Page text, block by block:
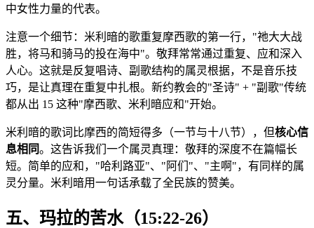
中女性力量的代表。
注意一个细节：米利暗的歌重复摩西歌的第一行，"祂大大战
胜，将马和骑马的投在海中"。敬拜常常通过重复、应和深入
人心。这就是反复唱诗、副歌结构的属灵根据，不是音乐技
巧，是让真理在重复中扎根。新约教会的"圣诗" + "副歌"传统
都从出 15 这种"摩西歌、米利暗应和"开始。
米利暗的歌词比摩西的简短得多（一节与十八节），但核心信
息相同。这告诉我们一个属灵真理：敬拜的深度不在篇幅长
短。简单的应和，"哈利路亚"、"阿们"、"主啊"，有同样的属
灵分量。米利暗用一句话承载了全民族的赞美。
五、玛拉的苦水（15:22-26）